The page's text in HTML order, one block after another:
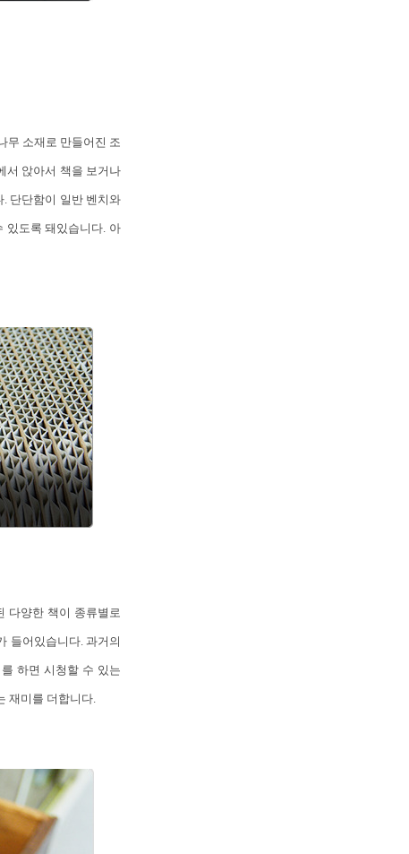
무 소재로 만들어진 조
서 앉아서 책을 보거나
단단함이 일반 벤치와
있도록 돼있습니다. 아
다양한 책이 종류별로
들어있습니다. 과거의
하면 시청할 수 있는
재미를 더합니다.